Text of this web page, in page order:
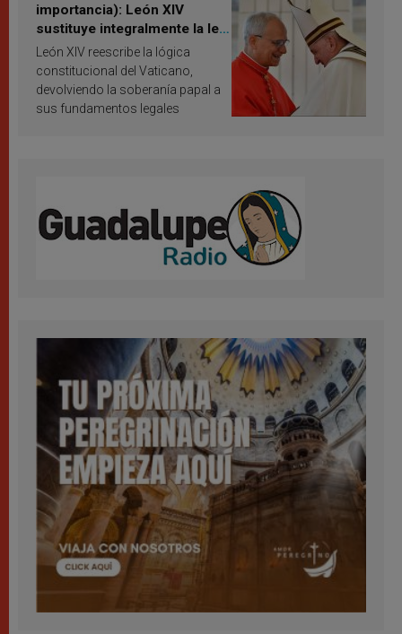
importancia): León XIV
sustituye integralmente la ley
vaticana de Papa Francisco
León XIV reescribe la lógica
constitucional del Vaticano,
devolviendo la soberanía papal a
sus fundamentos legales